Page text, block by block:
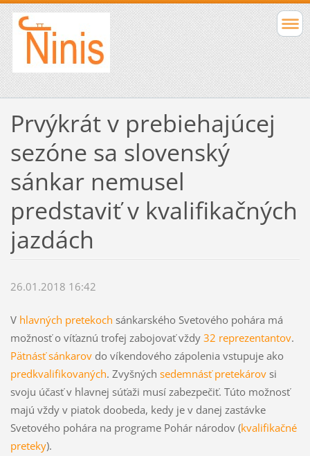
Prvýkrát v prebiehajúcej
sezóne sa slovenský
sánkar nemusel
predstaviť v kvalifikačných
jazdách
26.01.2018 16:42
V hlavných pretekoch sánkarského Svetového pohára má
možnosť o víťaznú trofej zabojovať vždy 32 reprezentantov.
Pätnásť sánkarovdo víkendového zápolenia vstupuje ako
predkvalifikovaných. Zvyšných sedemnásť pretekárov si
svoju účasť v hlavnej súťaži musí zabezpečiť. Túto možnosť
majú vždy v piatok doobeda, kedy je v danej zastávke
Svetového pohára na programe Pohár národov (kvalifikačné
preteky).